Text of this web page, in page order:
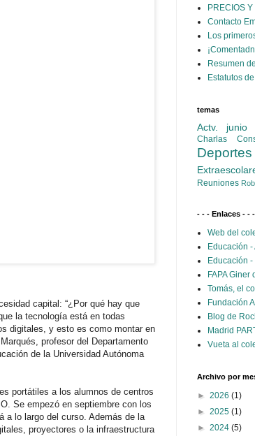
capital: “¿Por qué hay que
la tecnología está en todas
digitales, y esto es como montar en
profesor del Departamento
de la Universidad Autónoma
portátiles a los alumnos de centros
Se empezó en septiembre con los
a lo largo del curso. Además de la
proyectores o la infraestructura
PRECIOS Y
Contacto
Los
Resumen
Estatutos
temas
Actv. junio
Charlas
Deportes
Reuniones
- - - Enlaces - - -
Web del
Educación
Educación
FAPA Giner
Tomás, el
Fundación
Blog de
Madrid
Vueta al
Archivo por
► 2026 (1)
► 2025 (1)
► 2024 (5)